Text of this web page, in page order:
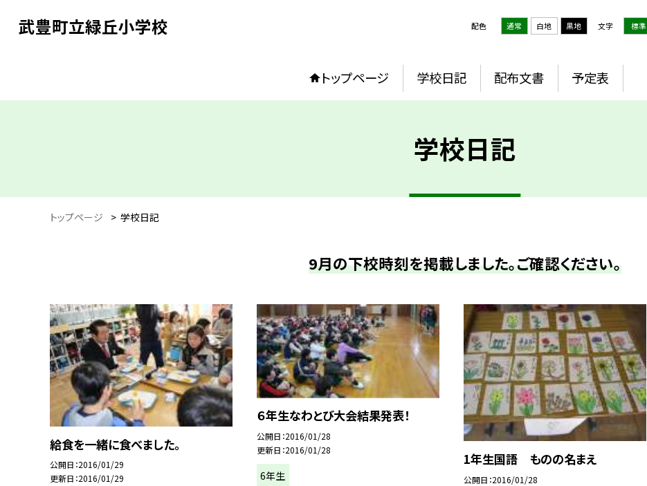
武豊町立緑丘小学校 配色 通常 白地 黒地 文字 標準
トップページ 学校日記 配布文書 予定表
学校日記
トップページ > 学校日記
9月の下校時刻を掲載しました。ご確認ください。
給食を一緒に食べました。
公開日 2016/01/29
更新日 2016/01/29
６年生なわとび大会結果発表！
公開日 2016/01/28
更新日 2016/01/28
6年生
1年生国語 ものの名まえ
公開日 2016/01/28